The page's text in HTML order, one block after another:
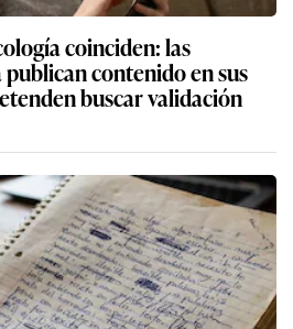
coinciden: las
contenido en sus
buscar validación